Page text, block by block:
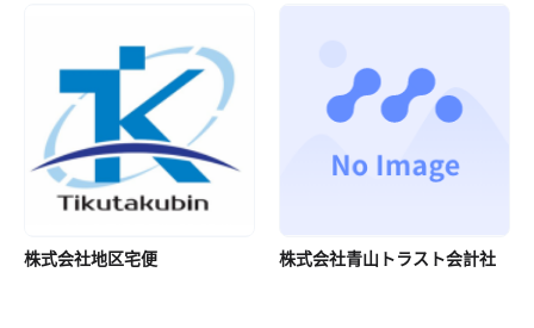
株式会社地区宅便 株式会社青山トラスト会計社